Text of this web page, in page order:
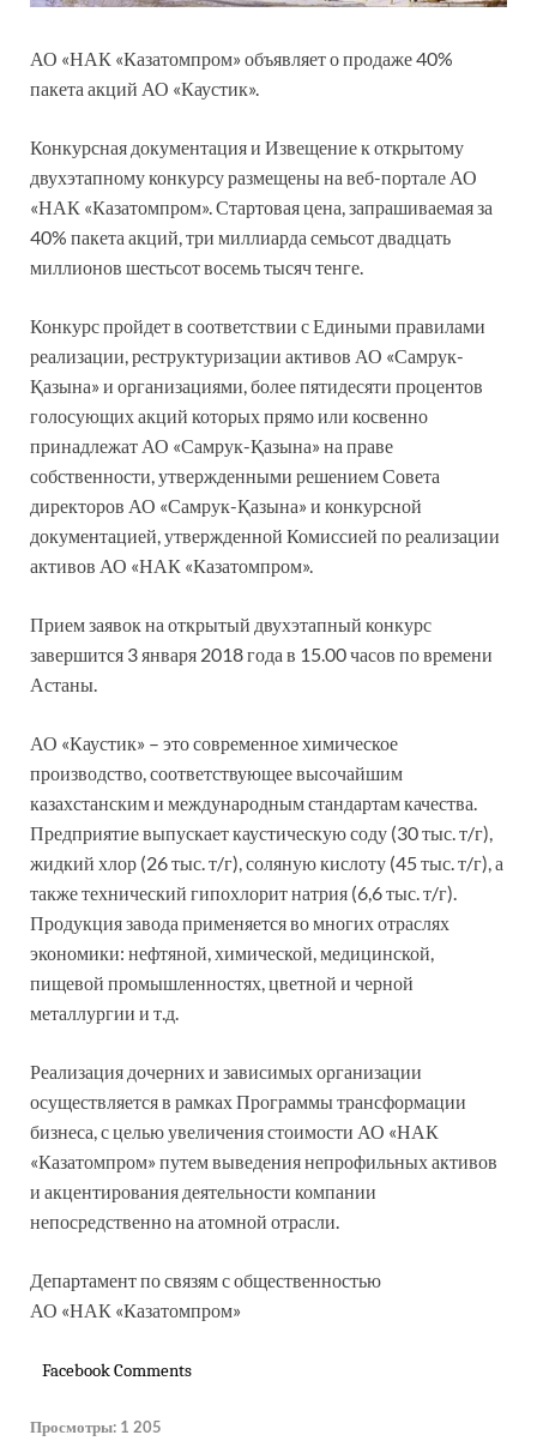
АО «НАК «Казатомпром» объявляет о продаже 40%
пакета акций АО «Каустик».
Конкурсная документация и Извещение к открытому
двухэтапному конкурсу размещены на веб-портале АО
«НАК «Казатомпром». Стартовая цена, запрашиваемая за
40% пакета акций, три миллиарда семьсот двадцать
миллионов шестьсот восемь тысяч тенге.
Конкурс пройдет в соответствии с Едиными правилами
реализации, реструктуризации активов АО «Самрук-
Қазына» и организациями, более пятидесяти процентов
голосующих акций которых прямо или косвенно
принадлежат АО «Самрук-Қазына» на праве
собственности, утвержденными решением Совета
директоров АО «Самрук-Қазына» и конкурсной
документацией, утвержденной Комиссией по реализации
активов АО «НАК «Казатомпром».
Прием заявок на открытый двухэтапный конкурс
завершится 3 января 2018 года в 15.00 часов по времени
Астаны.
АО «Каустик» – это современное химическое
производство, соответствующее высочайшим
казахстанским и международным стандартам качества.
Предприятие выпускает каустическую соду (30 тыс. т/г),
жидкий хлор (26 тыс. т/г), соляную кислоту (45 тыс. т/г), а
также технический гипохлорит натрия (6,6 тыс. т/г).
Продукция завода применяется во многих отраслях
экономики: нефтяной, химической, медицинской,
пищевой промышленностях, цветной и черной
металлургии и т.д.
Реализация дочерних и зависимых организации
осуществляется в рамках Программы трансформации
бизнеса, с целью увеличения стоимости АО «НАК
«Казатомпром» путем выведения непрофильных активов
и акцентирования деятельности компании
непосредственно на атомной отрасли.
Департамент по связям с общественностью
АО «НАК «Казатомпром»
Facebook Comments
Просмотры: 1 205